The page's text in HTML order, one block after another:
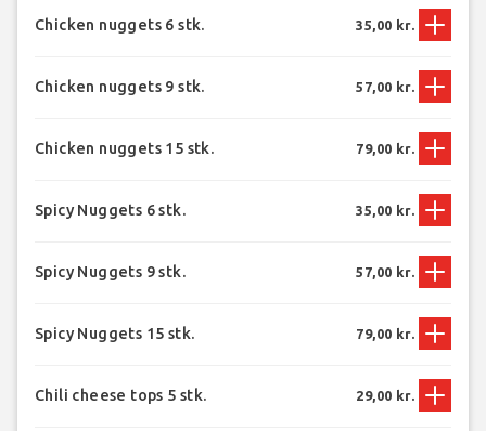
Chicken nuggets 6 stk. 35,00 kr.
Chicken nuggets 9 stk. 57,00 kr.
Chicken nuggets 15 stk. 79,00 kr.
Spicy Nuggets 6 stk. 35,00 kr.
Spicy Nuggets 9 stk. 57,00 kr.
Spicy Nuggets 15 stk. 79,00 kr.
Chili cheese tops 5 stk. 29,00 kr.